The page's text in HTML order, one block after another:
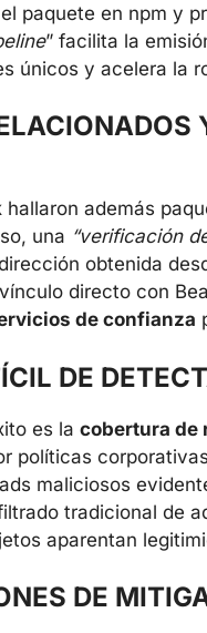
paquete en npm y
” facilita la
únicos y acelera la
hallaron además
una “verificación
obtenida
directo con
de confianza
DE
es la cobertura de
políticas
maliciosos
tradicional de
aparentan
DE